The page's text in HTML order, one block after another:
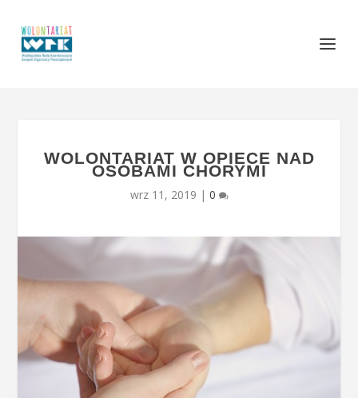
WOLONTARIAT W OPIECE NAD
OSOBAMI CHORYMI
wrz 11, 2019 | 0